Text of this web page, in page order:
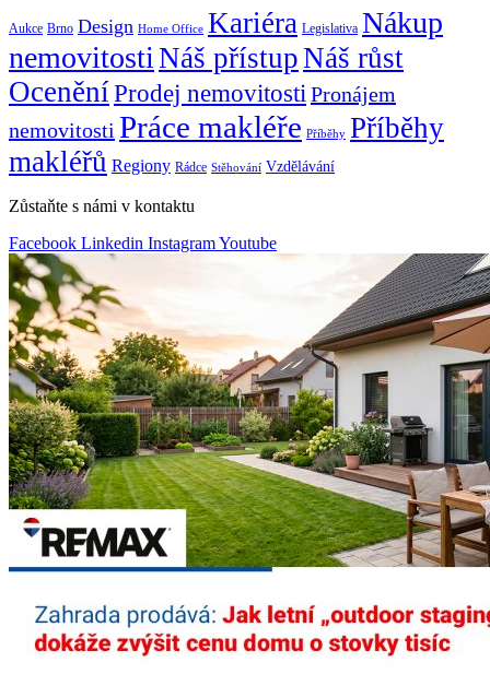
Aukce Brno Design Home Office Kariéra Legislativa Nákup
nemovitosti Náš přístupNáš růst
OceněníProdej nemovitosti Pronájem
nemovitosti Práce makléře Příběhy Příběhy
makléřů Regiony Rádce Stěhování Vzdělávání
Zůstaňte s námi v kontaktu
Facebook Linkedin InstagramYoutube